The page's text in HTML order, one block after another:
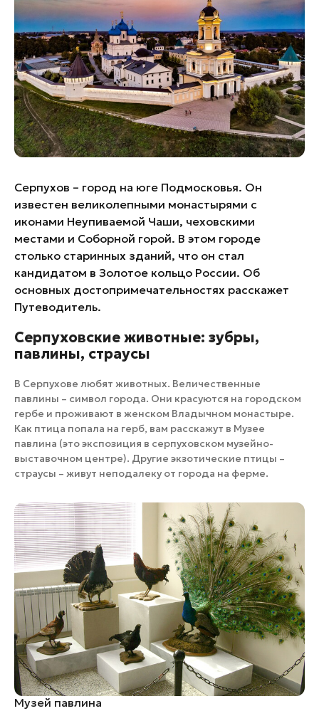
Банные комплексы
Горнолыжные клубы
Спецпроекты
Инвестиционный портал
Федоскинская фабрика
Пикник в Подмосковье
Золотое кольцо России
Войти
Инвесторам
Особо охраняемые
природные территории
Серпухов – город на юге Подмосковья. Он
известен великолепными монастырями с
иконами Неупиваемой Чаши, чеховскими
местами и Соборной горой. В этом городе
столько старинных зданий, что он стал
кандидатом в Золотое кольцо России. Об
основных достопримечательностях расскажет
Путеводитель.
Серпуховские животные: зубры,
павлины, страусы
В Серпухове любят животных. Величественные
павлины – символ города. Они красуются на городском
гербе и проживают в женском Владычном монастыре.
Как птица попала на герб, вам расскажут в Музее
павлина (это экспозиция в серпуховском музейно-
выставочном центре). Другие экзотические птицы –
страусы – живут неподалеку от города на ферме.
Музей павлина